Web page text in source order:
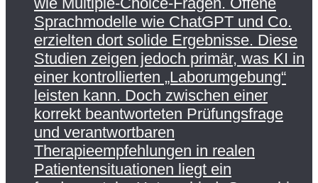
Sprachmodelle wie ChatGPT und Co.
erzielten dort solide Ergebnisse. Diese
Studien zeigen jedoch primär, was KI in
einer kontrollierten „Laborumgebung“
leisten kann. Doch zwischen einer
korrekt beantworteten Prüfungsfrage
und verantwortbaren
Therapieempfehlungen in realen
Patientensituationen liegt ein